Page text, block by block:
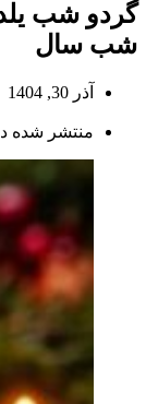
گردو شب
شب سال
آذر 30, 1404
منتشر شده